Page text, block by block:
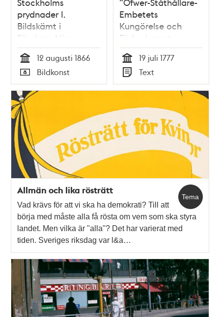
prydnader I.
Bildskämt i
Söndags-Nisse –
Illustreradt
Veckoblad för
Skämt, Humor och
Satir, nr 33, den 12
augusti 1866
Tid
12 augusti 1866
Typ
Bildkonst
Embetets
Kungörelse och
Förbud emot
owarsamt
umgående med Eld
och Tobaks rökande
på wissa ställen här
Tid
19 juli 1777
Typ
Text
Tema
Allmän och lika rösträtt
Vad krävs för att vi ska ha demokrati? Till att
börja med måste alla få rösta om vem som ska styra
landet. Men vilka är "alla"? Det har varierat med
tiden. Sveriges riksdag var l&a…